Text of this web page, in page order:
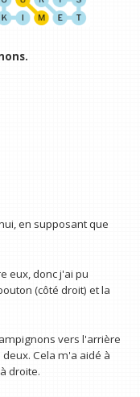
en supposant que
eux, donc j'ai pu
(côté droit) et la
vers l'arrière
Cela m'a aidé à
droite.